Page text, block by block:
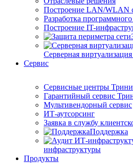
Построение LAN/WLAN
Разработка
Построение IT-
Серверная
Сервис
Сервисные центры
Гарантийный сервис
Мультивендорный сервис
ИТ-аутсорсинг
Заявка в службу
Поддержка
инфраструктуры
Продукты